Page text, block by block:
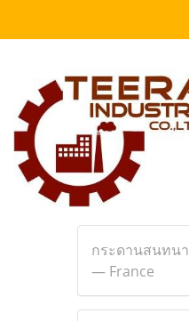
กระดานสนทนา
— France